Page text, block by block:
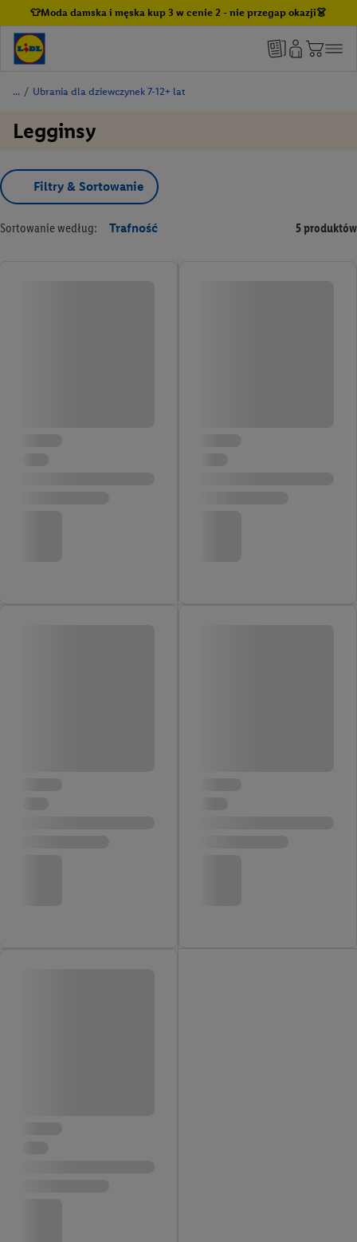
👕Moda damska i męska kup 3 w cenie 2 - nie przegap okazji👗
/ Ubrania dla dziewczynek 7-12+ lat
Legginsy
Filtry & Sortowanie
Sortowanie według: Trafność 5 produktów